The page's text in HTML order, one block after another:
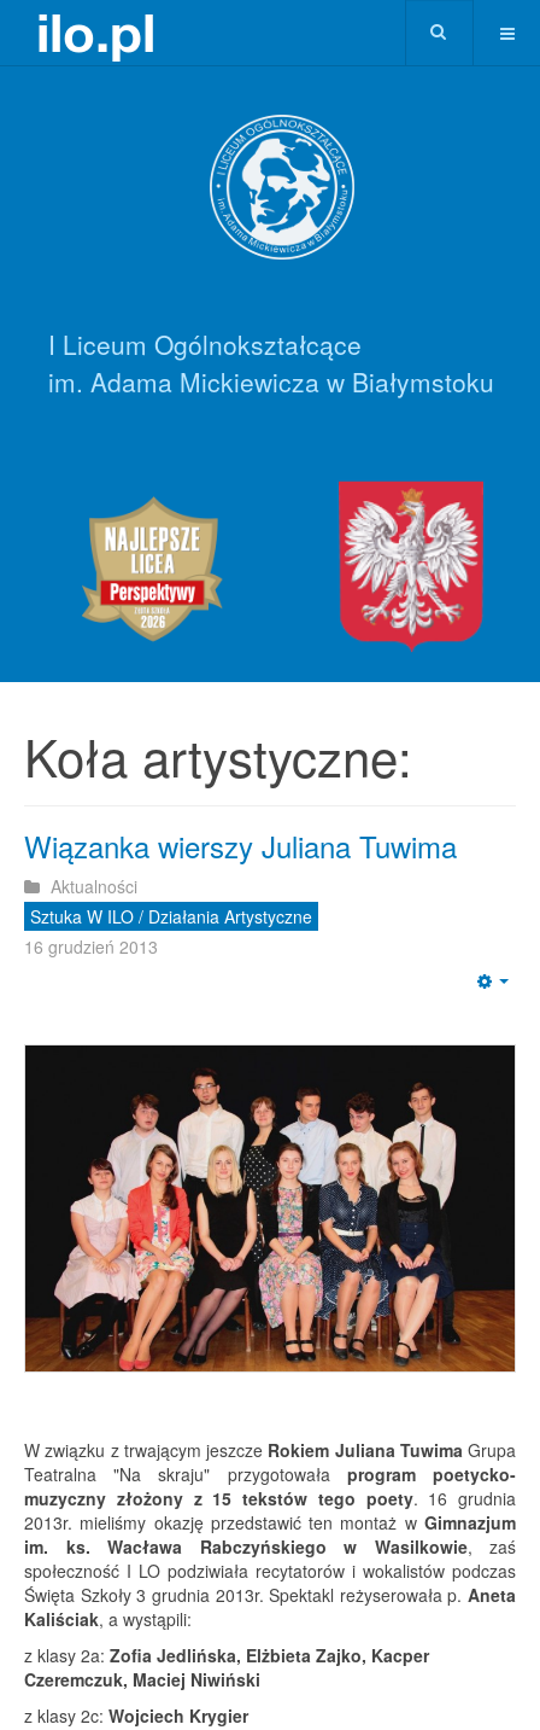
I Liceum Ogólnokształcące
im. Adama Mickiewicza w Białymstoku
Koła artystyczne:
Wiązanka wierszy Juliana Tuwima
Aktualności
Sztuka W ILO / Działania Artystyczne
16 grudzień 2013
W związku z trwającym jeszcze Rokiem Juliana TuwimaGrupa
Teatralna "Na skraju" przygotowała program poetycko-
muzyczny złożony z 15 tekstów tego poety. 16 grudnia
2013r. mieliśmy okazję przedstawić ten montaż w Gimnazjum
im. ks. Wacława Rabczyńskiego w Wasilkowie, zaś
społeczność I LO podziwiała recytatorów i wokalistów podczas
Święta Szkoły 3 grudnia 2013r. Spektakl reżyserowała p. Aneta
Kaliściak, a wystąpili:
z klasy 2a: Zofia Jedlińska, Elżbieta Zajko, Kacper
Czeremczuk, Maciej Niwiński
z klasy 2c: Wojciech Krygier